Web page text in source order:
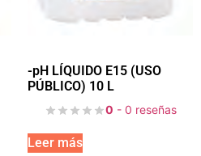
-pH LÍQUIDO E15 (USO
PÚBLICO) 10 L
0 - 0 reseñas
Leer más